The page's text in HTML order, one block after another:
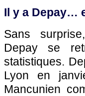
Il y a Depay…
Sans
Depay se
statistiques.
Lyon en
Mancunien